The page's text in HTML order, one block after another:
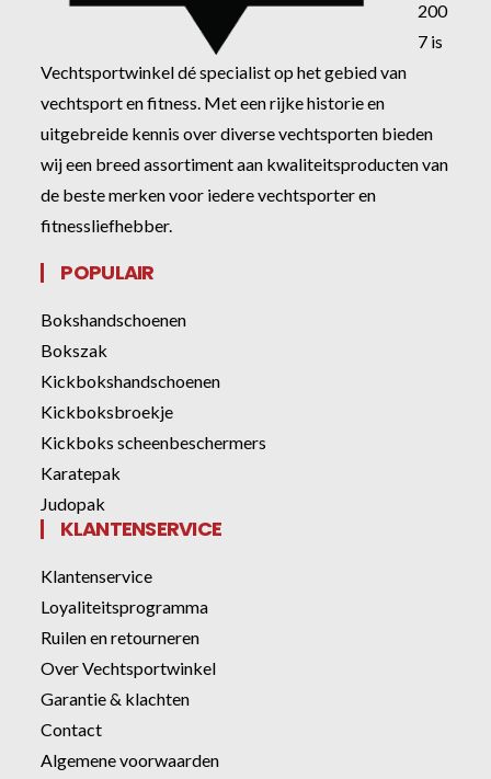
200
7 is
Vechtsportwinkel dé specialist op het gebied van
vechtsport en fitness. Met een rijke historie en
uitgebreide kennis over diverse vechtsporten bieden
wij een breed assortiment aan kwaliteitsproducten van
de beste merken voor iedere vechtsporter en
fitnessliefhebber.
POPULAIR
Bokshandschoenen
Bokszak
Kickbokshandschoenen
Kickboksbroekje
Kickboks scheenbeschermers
Karatepak
Judopak
KLANTENSERVICE
Klantenservice
Loyaliteitsprogramma
Ruilen en retourneren
Over Vechtsportwinkel
Garantie & klachten
Contact
Algemene voorwaarden